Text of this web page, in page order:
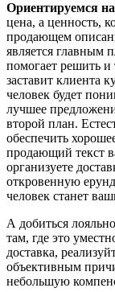
Ориентируемся
цена, а ценность,
продающем
является главным
помогает решить
заставит клиента
человек будет
лучшее
второй план.
обеспечить
продающий текст
организуете
откровенную
человек станет
А добиться
там, где это
доставка,
объективным
небольшую